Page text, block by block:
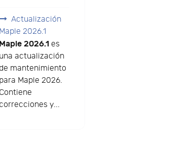
Actualización
Maple 2026.1
Maple 2026.1es
una actualización
mantenimiento
para Maple 2026.
Contiene
correcciones y...